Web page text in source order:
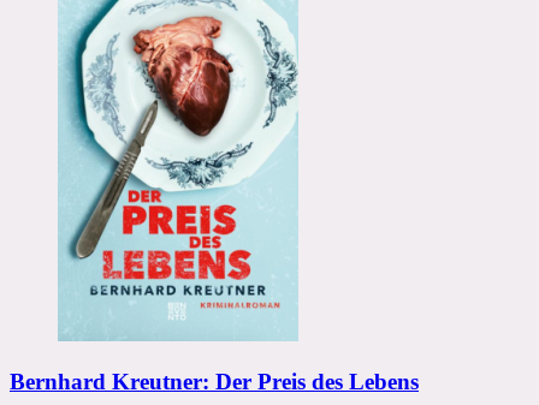
Bernhard Kreutner: Der Preis des Lebens